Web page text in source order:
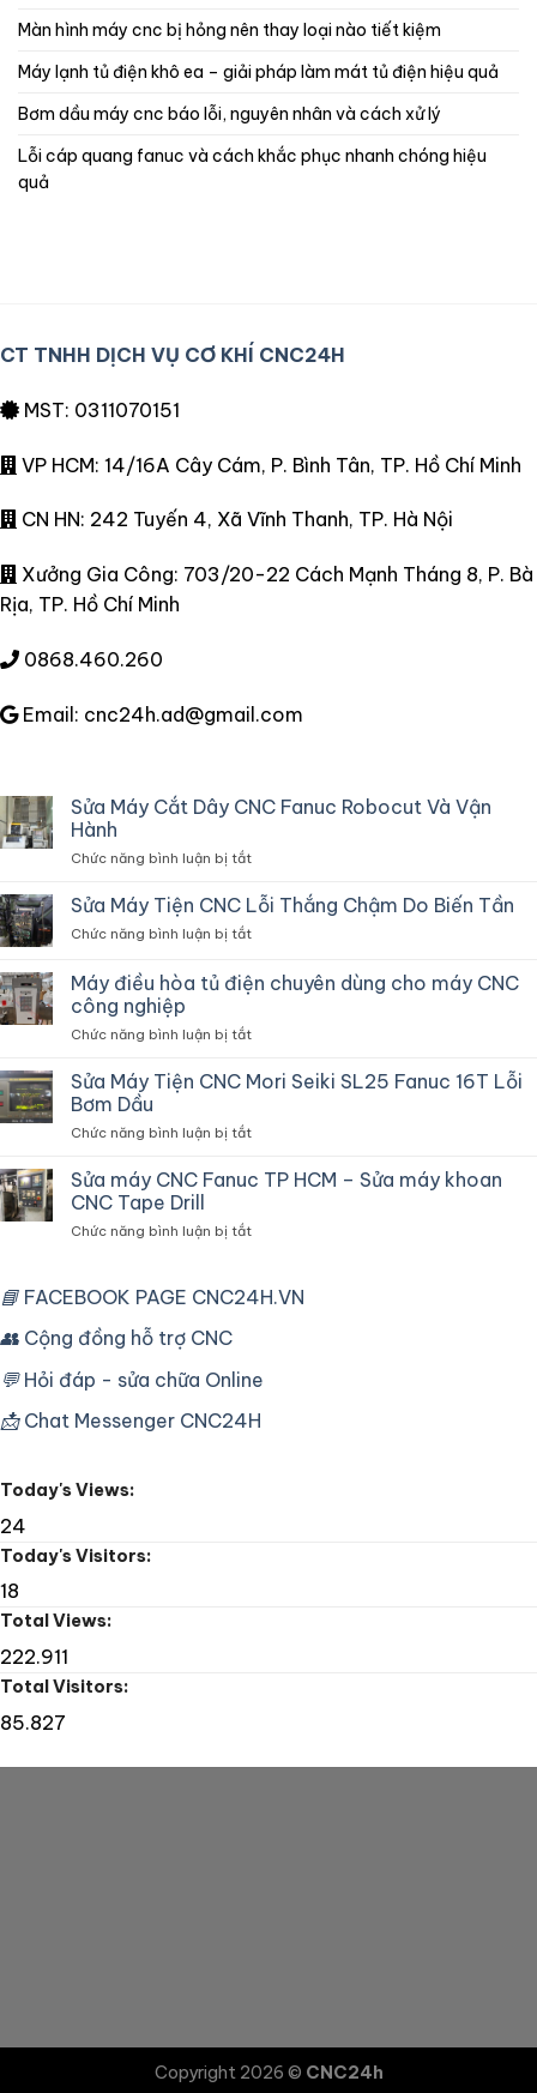
màn hình máy cnc bị hỏng nên thay loại nào tiết kiệm
máy lạnh tủ điện khô ea – giải pháp làm mát tủ điện hiệu quả
bơm dầu máy cnc báo lỗi, nguyên nhân và cách xử lý
lỗi cáp quang fanuc và cách khắc phục nhanh chóng hiệu
quả
CT TNHH DỊCH VỤ CƠ KHÍ CNC24H
MST: 0311070151
VP HCM: 14/16A Cây Cám, P. Bình Tân, TP. Hồ Chí Minh
CN HN: 242 Tuyến 4, Xã Vĩnh Thanh, TP. Hà Nội
Xưởng Gia Công: 703/20-22 Cách Mạnh Tháng 8, P. Bà
Rịa, TP. Hồ Chí Minh
0868.460.260
Email: cnc24h.ad@gmail.com
Sửa Máy Cắt Dây CNC Fanuc Robocut Và Vận
Hành
Chức năng bình luận bị tắtở
Máy
Cắt
Dây
Fanuc
Robocut
Vận
Sửa Máy Tiện CNC Lỗi Thắng Chậm Do Biến Tần
Chức năng bình luận bị tắtở
Tiện
Lỗi
Chậm
Tần
Máy điều hòa tủ điện chuyên dùng cho máy CNC
công nghiệp
Chức năng bình luận bị tắtở
điều
hòa
điện
dùng
CNC
Sửa Máy Tiện CNC Mori Seiki SL25 Fanuc 16T Lỗi
Bơm Dầu
Chức năng bình luận bị tắtở
Máy
Tiện
Mori
Fanuc
Dầu
Sửa máy CNC Fanuc TP HCM – Sửa máy khoan
CNC Tape Drill
Chức năng bình luận bị tắtở
CNC
Sửa
máy
khoan
📘 FACEBOOK PAGE CNC24H.VN
👥 Cộng đồng hỗ trợ CNC
💬Hỏi đáp - sửa chữa Online
📩Chat Messenger CNC24H
Today's Views:
24
Today's Visitors:
18
Total Views:
222.911
Total Visitors:
85.827
Copyright 2026 © CNC24h